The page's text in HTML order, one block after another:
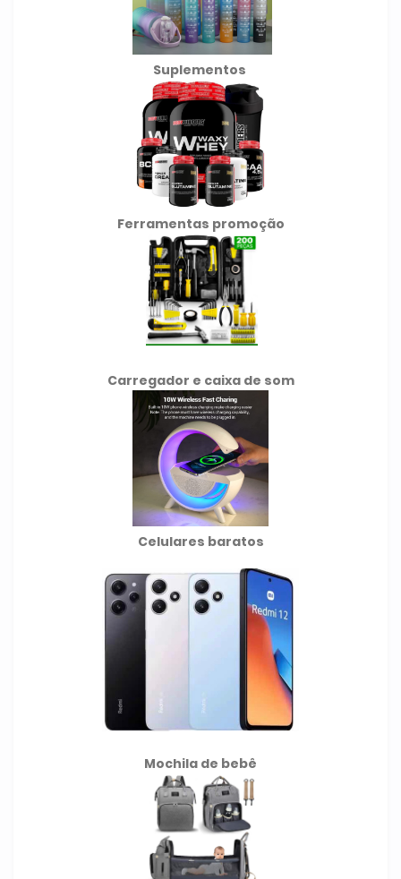
Suplementos
Ferramentas promoção
Carregador e caixa de som
Celulares baratos
Mochila de bebê